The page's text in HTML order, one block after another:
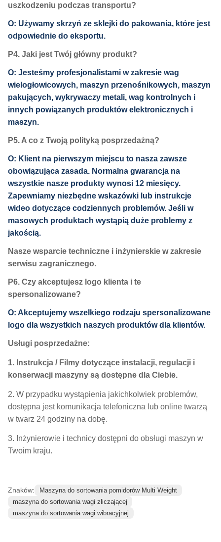
uszkodzeniu podczas transportu?
O: Używamy skrzyń ze sklejki do pakowania, które jest
odpowiednie do eksportu.
P4. Jaki jest Twój główny produkt?
O: Jesteśmy profesjonalistami w zakresie wag
wielogłowicowych, maszyn przenośnikowych, maszyn
pakujących, wykrywaczy metali, wag kontrolnych i
innych powiązanych produktów elektronicznych i
maszyn.
P5. A co z Twoją polityką posprzedażną?
O: Klient na pierwszym miejscu to nasza zawsze
obowiązująca zasada. Normalna gwarancja na
wszystkie nasze produkty wynosi 12 miesięcy.
Zapewniamy niezbędne wskazówki lub instrukcje
wideo dotyczące codziennych problemów. Jeśli w
masowych produktach wystąpią duże problemy z
jakością.
Nasze wsparcie techniczne i inżynierskie w zakresie
serwisu zagranicznego.
P6. Czy akceptujesz logo klienta i te
spersonalizowane?
O: Akceptujemy wszelkiego rodzaju spersonalizowane
logo dla wszystkich naszych produktów dla klientów.
Usługi posprzedażne:
1. Instrukcja / Filmy dotyczące instalacji, regulacji i
konserwacji maszyny są dostępne dla Ciebie.
2. W przypadku wystąpienia jakichkolwiek problemów,
dostępna jest komunikacja telefoniczna lub online twarzą
w twarz 24 godziny na dobę.
3. Inżynierowie i technicy dostępni do obsługi maszyn w
Twoim kraju.
Znaków:
Maszyna do sortowania pomidorów Multi Weight
maszyna do sortowania wagi zliczającej
maszyna do sortowania wagi wibracyjnej